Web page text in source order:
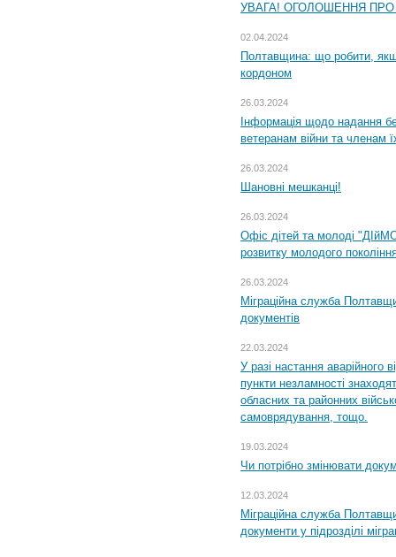
УВАГА! ОГОЛОШЕННЯ
02.04.2024
Полтавщина: що робити,
кордоном
26.03.2024
Інформація щодо надання
ветеранам війни та членам
26.03.2024
Шановні мешканці!
26.03.2024
Офіс дітей та молоді
розвитку молодого
26.03.2024
Міграційна служба
документів
22.03.2024
У разі настання аварійного
пункти незламності
обласних та районних
самоврядування, тощо.
19.03.2024
Чи потрібно змінювати
12.03.2024
Міграційна служба
документи у підрозділі